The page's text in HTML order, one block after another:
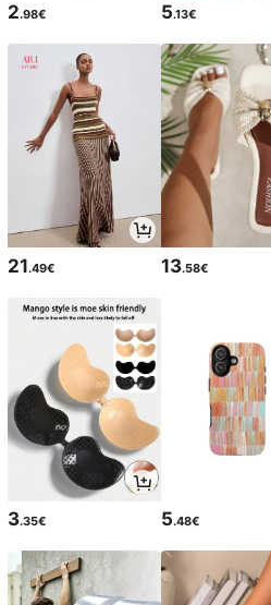
2.98€ 5.13€
21.49€ 13.58€
3.35€ 5.48€